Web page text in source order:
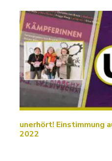
unerhört! Einstimmung
2022